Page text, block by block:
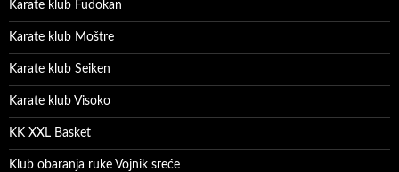
Karate klub Fudokan
Karate klub Moštre
Karate klub Seiken
Karate klub Visoko
KK XXL Basket
Klub obaranja ruke Vojnik sreće